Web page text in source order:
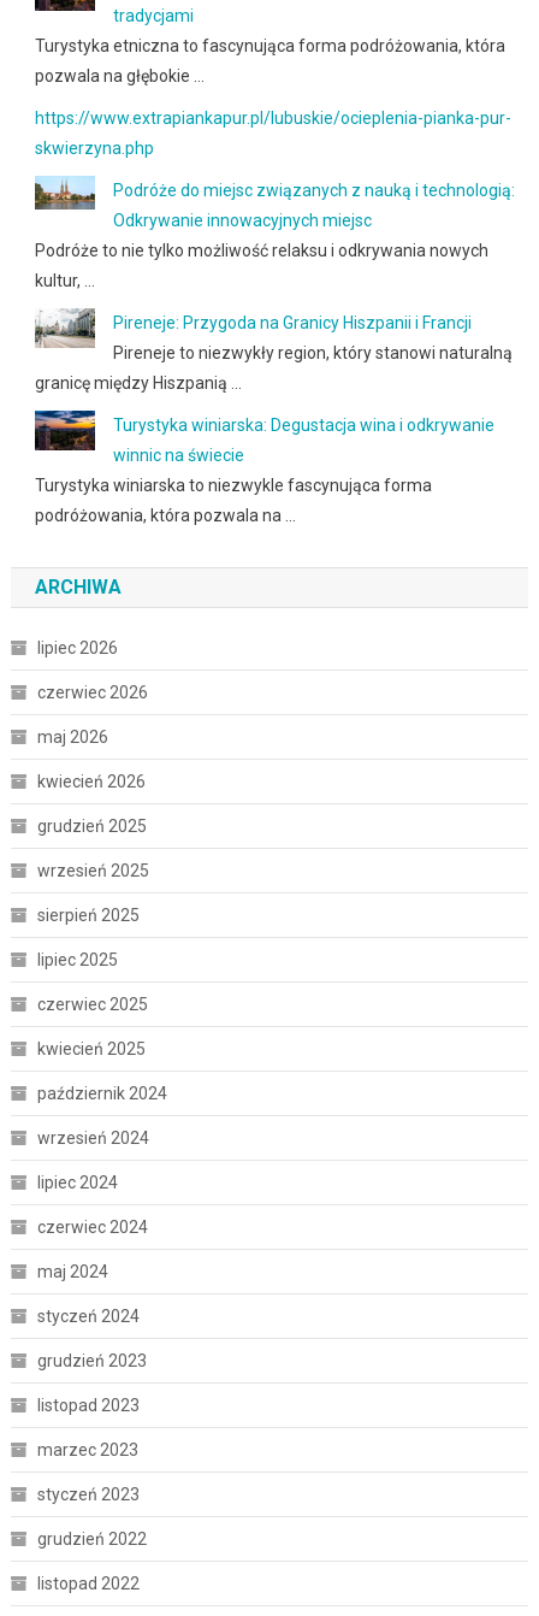
tradycjami
Turystyka etniczna to fascynująca forma podróżowania, która
pozwala na głębokie …
https://www.extrapiankapur.pl/lubuskie/ocieplenia-pianka-pur-
skwierzyna.php
Podróże do miejsc związanych z nauką i technologią:
Odkrywanie innowacyjnych miejsc
Podróże to nie tylko możliwość relaksu i odkrywania nowych
kultur, …
Pireneje: Przygoda na Granicy Hiszpanii i Francji
Pireneje to niezwykły region, który stanowi naturalną
granicę między Hiszpanią …
Turystyka winiarska: Degustacja wina i odkrywanie
winnic na świecie
Turystyka winiarska to niezwykle fascynująca forma
podróżowania, która pozwala na …
ARCHIWA
lipiec 2026
czerwiec 2026
maj 2026
kwiecień 2026
grudzień 2025
wrzesień 2025
sierpień 2025
lipiec 2025
czerwiec 2025
kwiecień 2025
październik 2024
wrzesień 2024
lipiec 2024
czerwiec 2024
maj 2024
styczeń 2024
grudzień 2023
listopad 2023
marzec 2023
styczeń 2023
grudzień 2022
listopad 2022